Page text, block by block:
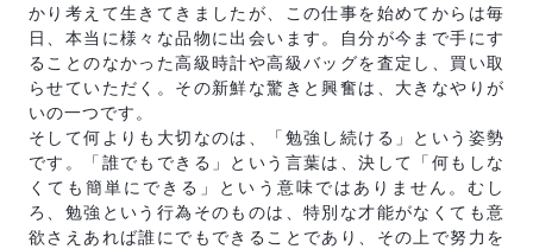
かり考えて生きてきましたが、この仕事を始めてからは毎
日、本当に様々な品物に出会います。自分が今まで手にす
ることのなかった高級時計や高級バッグを査定し、買い取
らせていただく。その新鮮な驚きと興奮は、大きなやりが
いの一つです。
そして何よりも大切なのは、「勉強し続ける」という姿勢
です。「誰でもできる」という言葉は、決して「何もしな
くても簡単にできる」という意味ではありません。むし
ろ、勉強という行為そのものは、特別な才能がなくても意
欲さえあれば誰にでもできることであり、その上で努力を